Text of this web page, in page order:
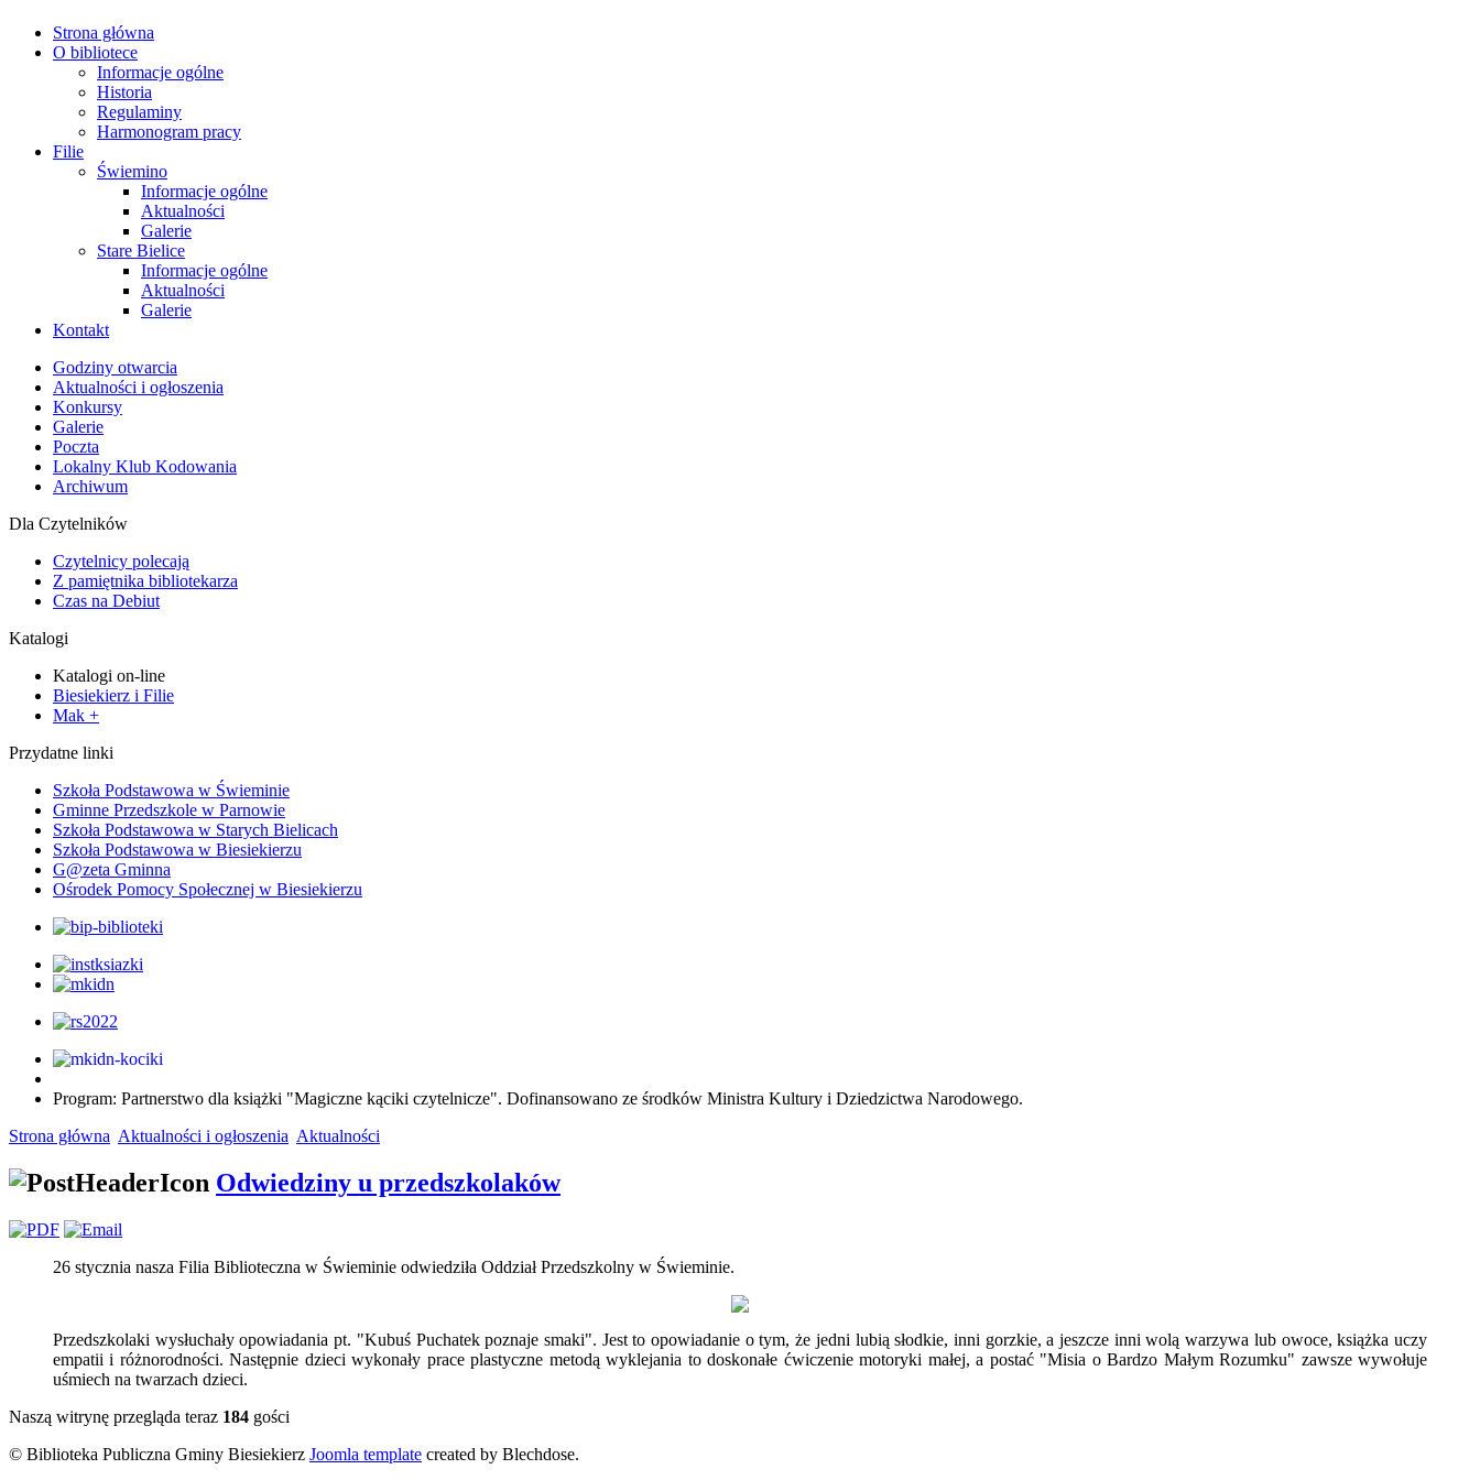
Strona główna
O bibliotece
Informacje ogólne
Historia
Regulaminy
Harmonogram pracy
Filie
Świemino
Informacje ogólne
Aktualności
Galerie
Stare Bielice
Informacje ogólne
Aktualności
Galerie
Kontakt
Godziny otwarcia
Aktualności i ogłoszenia
Konkursy
Galerie
Poczta
Lokalny Klub Kodowania
Archiwum
Dla Czytelników
Czytelnicy polecają
Z pamiętnika bibliotekarza
Czas na Debiut
Katalogi
Katalogi on-line
Biesiekierz i Filie
Mak +
Przydatne linki
Szkoła Podstawowa w Świeminie
Gminne Przedszkole w Parnowie
Szkoła Podstawowa w Starych Bielicach
Szkoła Podstawowa w Biesiekierzu
G@zeta Gminna
Ośrodek Pomocy Społecznej w Biesiekierzu
Program: Partnerstwo dla książki "Magiczne kąciki czytelnicze". Dofinansowano ze środków Ministra Kultury i Dziedzictwa Narodowego.
Strona główna Aktualności i ogłoszenia Aktualności
Odwiedziny u przedszkolaków
26 stycznia nasza Filia Biblioteczna w Świeminie odwiedziła Oddział Przedszkolny w Świeminie.
Przedszkolaki wysłuchały opowiadania pt. "Kubuś Puchatek poznaje smaki". Jest to opowiadanie o tym, że jedni lubią słodkie, inni gorzkie, a jeszcze inni wolą warzywa lub owoce, książka uczy
empatii i różnorodności. Następnie dzieci wykonały prace plastyczne metodą wyklejania to doskonałe ćwiczenie motoryki małej, a postać "Misia o Bardzo Małym Rozumku" zawsze wywołuje
uśmiech na twarzach dzieci.
Naszą witrynę przegląda teraz 184 gości
© Biblioteka Publiczna Gminy Biesiekierz Joomla template created by Blechdose.